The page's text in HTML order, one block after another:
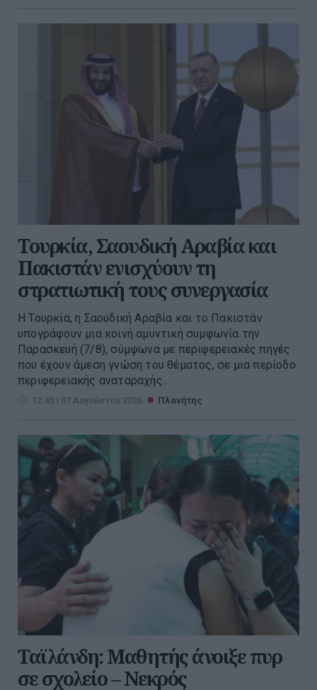
Τουρκία, Σαουδική Αραβία και
Πακιστάν ενισχύουν τη
στρατιωτική τους συνεργασία
Η Τουρκία, η Σαουδική Αραβία και το Πακιστάν
υπογράφουν μια κοινή αμυντική συμφωνία την
Παρασκευή (7/8), σύμφωνα με περιφερειακές πηγές
που έχουν άμεση γνώση του θέματος, σε μια περίοδο
περιφερειακής αναταραχής...
12:45 | 07 Αυγούστου 2026 Πλανήτης
Ταϊλάνδη: Μαθητής άνοιξε πυρ
σε σχολείο – Νεκρός